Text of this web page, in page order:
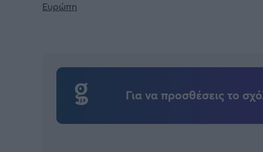
Ευρώπη
Για να προσθέσεις το